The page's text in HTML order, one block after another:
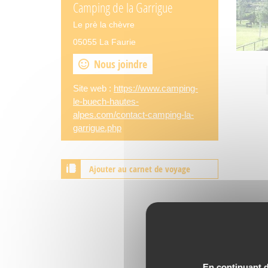
Camping de la Garrigue
Le prè la chèvre
05055 La Faurie
Nous joindre
Site web : https://www.camping-
le-buech-hautes-
alpes.com/contact-camping-la-
garrigue.php
Ajouter au carnet de voyage